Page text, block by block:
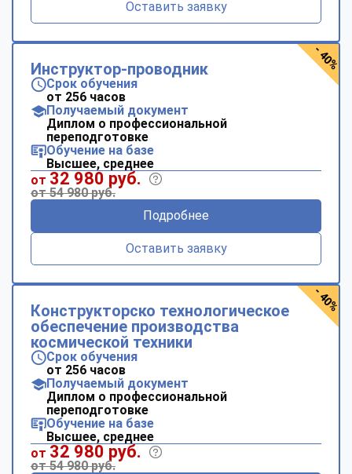
Оставить заявку
Инструктор-проводник
Срок обучения
от 256 часов
Получаемый документ
Диплом о профессиональной
переподготовке
Обучение на базе
Высшее, среднее
от 32 980 руб.
от 54 980 руб.
Подробнее
Оставить заявку
- 40%
Конструкторско технологическое
обеспечение производства
космической техники
Срок обучения
от 256 часов
Получаемый документ
Диплом о профессиональной
переподготовке
Обучение на базе
Высшее, среднее
от 32 980 руб.
от 54 980 руб.
- 40%